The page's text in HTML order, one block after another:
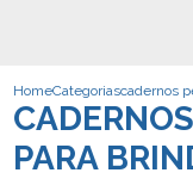
HomeCategoriascadernos
PARA